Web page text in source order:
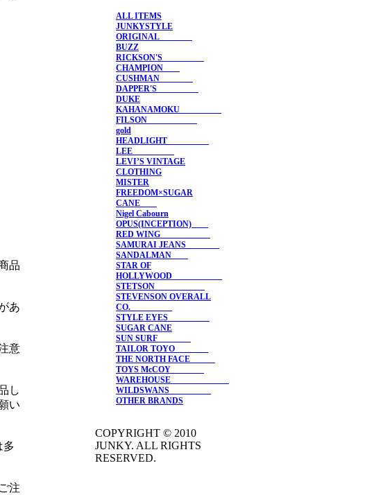
品
あ
意
し
い
多
注
ALL ITEMS
JUNKYSTYLE
ORIGINAL
BUZZ
RICKSON'S
CHAMPION
CUSHMAN
DAPPER'S
DUKE
KAHANAMOKU
FILSON
gold
HEADLIGHT
LEE
LEVI’S VINTAGE
CLOTHING
MISTER
FREEDOM×SUGAR
CANE
Nigel Cabourn
OPUS(INCEPTION)
RED WING
SAMURAI JEANS
SANDALMAN
STAR OF
HOLLYWOOD
STETSON
STEVENSON OVERALL
CO.
STYLE EYES
SUGAR CANE
SUN SURF
TAILOR TOYO
THE NORTH FACE
TOYS McCOY
WAREHOUSE
WILDSWANS
OTHER BRANDS
COPYRIGHT © 2010
JUNKY. ALL RIGHTS
RESERVED.